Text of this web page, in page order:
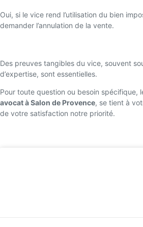
Oui, si le vice rend l’utilisation du bien
demander l’annulation de la vente.
Des preuves tangibles du vice, souvent
d’expertise, sont essentielles.
Pour toute question ou besoin spécifique,
avocat à Salon de Provence, se tient à
de votre satisfaction notre priorité.